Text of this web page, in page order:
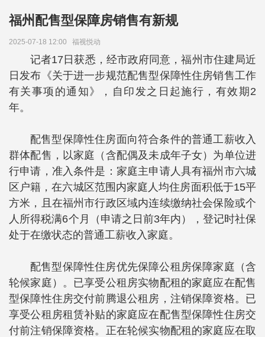
福州配售型保障房销售有新规
2025-07-18 12:00 福视悦动
记者17日获悉，经市政府同意，福州市住建局近
日发布《关于进一步规范配售型保障性住房销售工作
有关事项的通知》，自印发之日起施行，有效期2
年。
配售型保障性住房面向符合条件的普通工薪收入
群体配售，以家庭（含配偶及未成年子女）为单位进
行申请，准入条件是：家庭主申请人具有福州市六城
区户籍，在六城区范围内家庭人均住房面积低于15平
方米，且在福州市行政区域内连续缴纳社会保险或个
人所得税满6个月（申请之日前3年内），登记时社保
处于在缴状态的普通工薪收入家庭。
配售型保障性住房优先保障公租房保障家庭（含
轮候家庭）。已享受公租房实物配租的家庭应在配售
型保障性住房交付前腾退公租房，注销保障资格。已
享受公租房租赁补贴的家庭应在配售型保障性住房交
付前注销保障资格。正在轮候实物配租的家庭应在取